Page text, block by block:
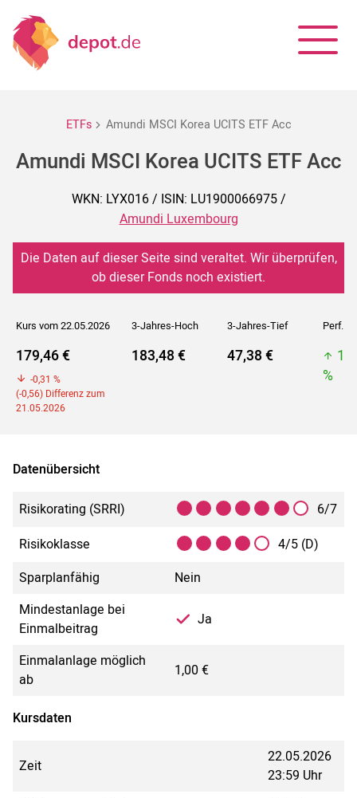
ETFs Amundi MSCI Korea UCITS ETF Acc
Amundi MSCI Korea UCITS ETF Acc
WKN: LYX016 / ISIN: LU1900066975 /
Amundi Luxembourg
Die Daten auf dieser Seite sind veraltet. Wir überprüfen,
ob dieser Fonds noch existiert.
Kurs vom 22.05.2026 3-Jahres-Hoch 3-Jahres-Tief Perf. 5J
179,46 €
-0,31 %
(-0,56) Differenz zum
21.05.2026
183,48 € 47,38 €
%
Datenübersicht
Risikorating (SRRI)
6/7
Risikoklasse
4/5 (D)
Sparplanfähig
Nein
Mindestanlage bei
Einmalbeitrag
Ja
Einmalanlage möglich
ab
1,00 €
Kursdaten
Zeit
22.05.2026
23:59 Uhr